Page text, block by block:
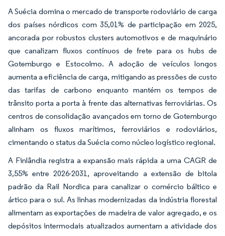
A Suécia domina o mercado de transporte rodoviário de carga
dos países nórdicos com 35,01% de participação em 2025,
ancorada por robustos clusters automotivos e de maquinário
que canalizam fluxos contínuos de frete para os hubs de
Gotemburgo e Estocolmo. A adoção de veículos longos
aumenta a eficiência de carga, mitigando as pressões de custo
das tarifas de carbono enquanto mantém os tempos de
trânsito porta a porta à frente das alternativas ferroviárias. Os
centros de consolidação avançados em torno de Gotemburgo
alinham os fluxos marítimos, ferroviários e rodoviários,
cimentando o status da Suécia como núcleo logístico regional.
A Finlândia registra a expansão mais rápida a uma CAGR de
3,55% entre 2026-2031, aproveitando a extensão de bitola
padrão da Rail Nordica para canalizar o comércio báltico e
ártico para o sul. As linhas modernizadas da indústria florestal
alimentam as exportações de madeira de valor agregado, e os
depósitos intermodais atualizados aumentam a atividade dos